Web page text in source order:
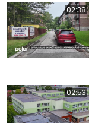
02:38
02:53